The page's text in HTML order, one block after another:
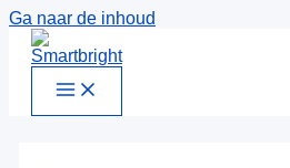
Ga naar de inhoud